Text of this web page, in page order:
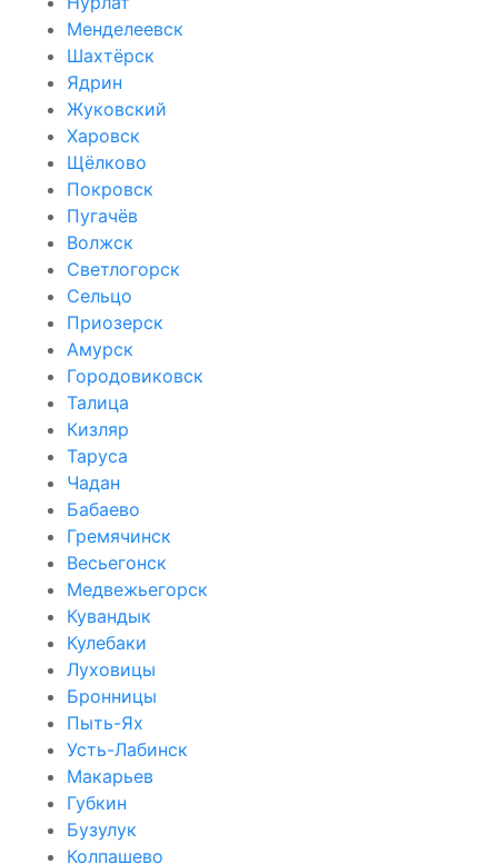
Менделеевск
Шахтёрск
Ядрин
Жуковский
Харовск
Щёлково
Покровск
Пугачёв
Волжск
Светлогорск
Сельцо
Приозерск
Амурск
Городовиковск
Талица
Кизляр
Таруса
Чадан
Бабаево
Гремячинск
Весьегонск
Медвежьегорск
Кувандык
Кулебаки
Луховицы
Бронницы
Пыть-Ях
Усть-Лабинск
Макарьев
Губкин
Бузулук
Колпашево